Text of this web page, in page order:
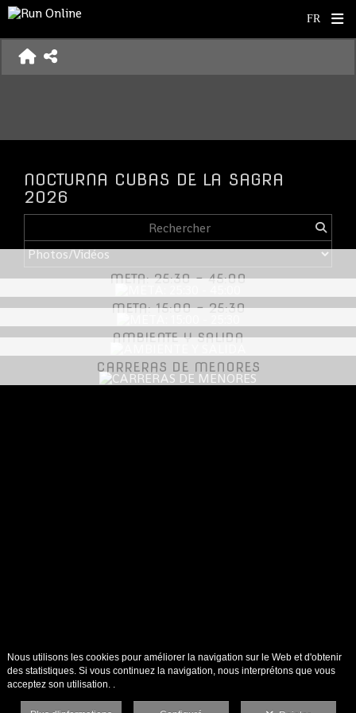
NOCTURNA CUBAS DE LA SAGRA
2026
META: 25:30 - 45:00
META: 15:00 - 25:30
AMBIENTE Y SALIDA
CARRERAS DE MENORES
Nous utilisons les cookies pour améliorer la navigation sur le Web et d'obtenir
des statistiques. Si vous continuez la navigation, nous interprétons que vous
acceptez son utilisation. .